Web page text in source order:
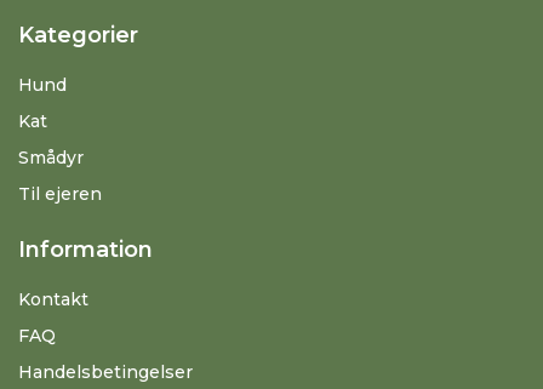
Kategorier
Hund
Kat
Smådyr
Til ejeren
Information
Kontakt
FAQ
Handelsbetingelser